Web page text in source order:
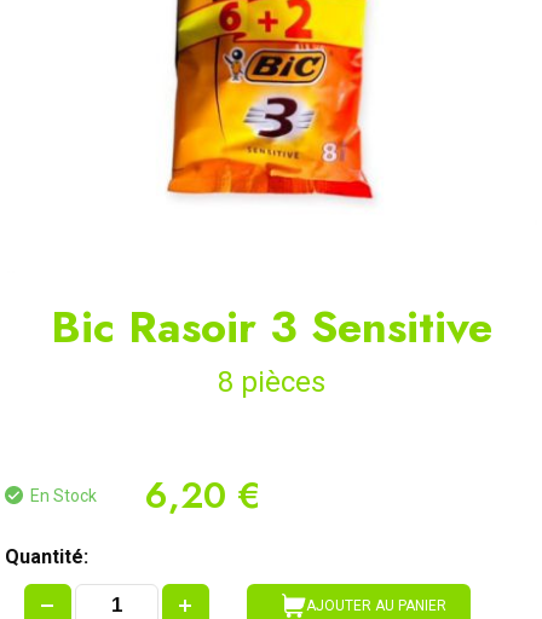
Bic Rasoir 3 Sensitive
8 pièces
En Stock 6,20 €
Quantité:
AJOUTER AU PANIER